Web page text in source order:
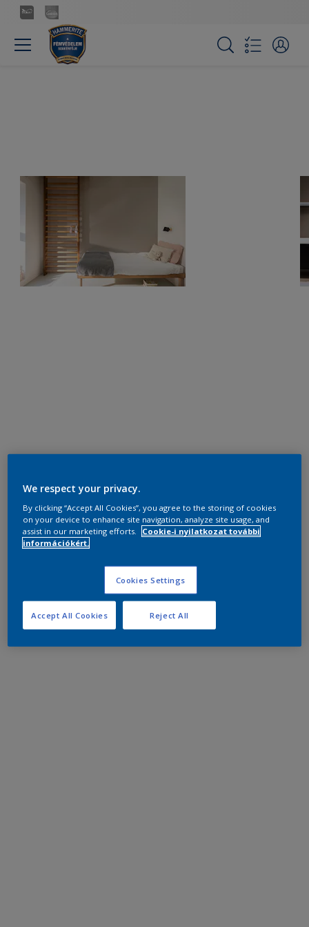
We respect your privacy.
By clicking “Accept All Cookies”, you agree to the storing of cookies
on your device to enhance site navigation, analyze site usage, and
assist in our marketing efforts.
Cookie-i nyilatkozat további
információkért.
Cookies Settings
Reject All
Accept All Cookies